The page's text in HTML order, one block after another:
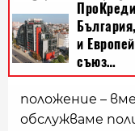
положение –
обслужваме